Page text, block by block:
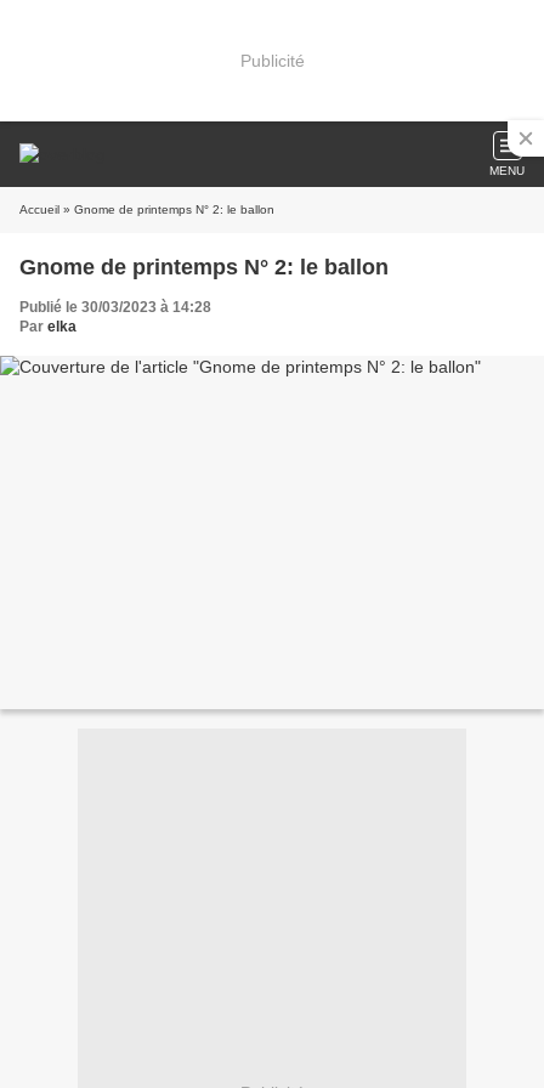
Publicité
MENU
Accueil » Gnome de printemps N° 2: le ballon
Gnome de printemps N° 2: le ballon
Publié le 30/03/2023 à 14:28
Par elka